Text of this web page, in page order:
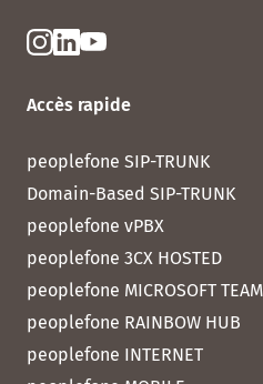
Accès rapide
peoplefone SIP-TRUNK
Domain-Based SIP-TRUNK
peoplefone vPBX
peoplefone 3CX HOSTED
peoplefone MICROSOFT
peoplefone RAINBOW HUB
peoplefone INTERNET